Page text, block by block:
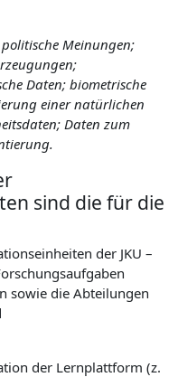
Meinungen;
Daten; biometrische
einer natürlichen
Daten zum
sind die für die
der JKU –
sowie die Abteilungen
der Lernplattform (z.